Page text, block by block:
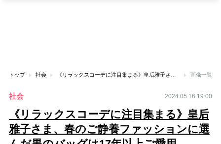
トップ 社会 画像一覧
社会 2024.05.16 19:00
《リラックスコーデに注目集まる》皇后
雅子さま、春のご静養ファッションに選